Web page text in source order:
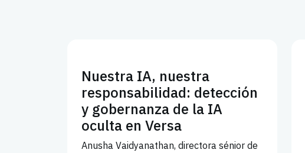
Nuestra IA, nuestra
responsabilidad: detección
y gobernanza de la IA
oculta en Versa
Anusha Vaidyanathan, directora sénior de